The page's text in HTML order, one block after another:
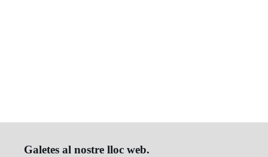
Galetes al nostre lloc web.